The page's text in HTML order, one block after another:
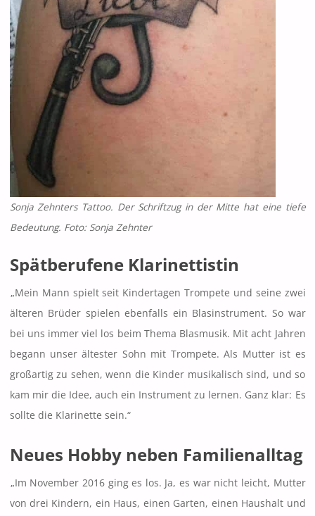
Sonja Zehnters Tattoo. Der Schriftzug in der Mitte hat eine tiefe
Bedeutung. Foto: Sonja Zehnter
Spätberufene Klarinettistin
„Mein Mann spielt seit Kindertagen Trompete und seine zwei
älteren Brüder spielen ebenfalls ein Blasinstrument. So war
bei uns immer viel los beim Thema Blasmusik. Mit acht Jahren
begann unser ältester Sohn mit Trompete. Als Mutter ist es
großartig zu sehen, wenn die Kinder musikalisch sind, und so
kam mir die Idee, auch ein Instrument zu lernen. Ganz klar: Es
sollte die Klarinette sein.“
Neues Hobby neben Familienalltag
„Im November 2016 ging es los. Ja, es war nicht leicht, Mutter
von drei Kindern, ein Haus, einen Garten, einen Haushalt und